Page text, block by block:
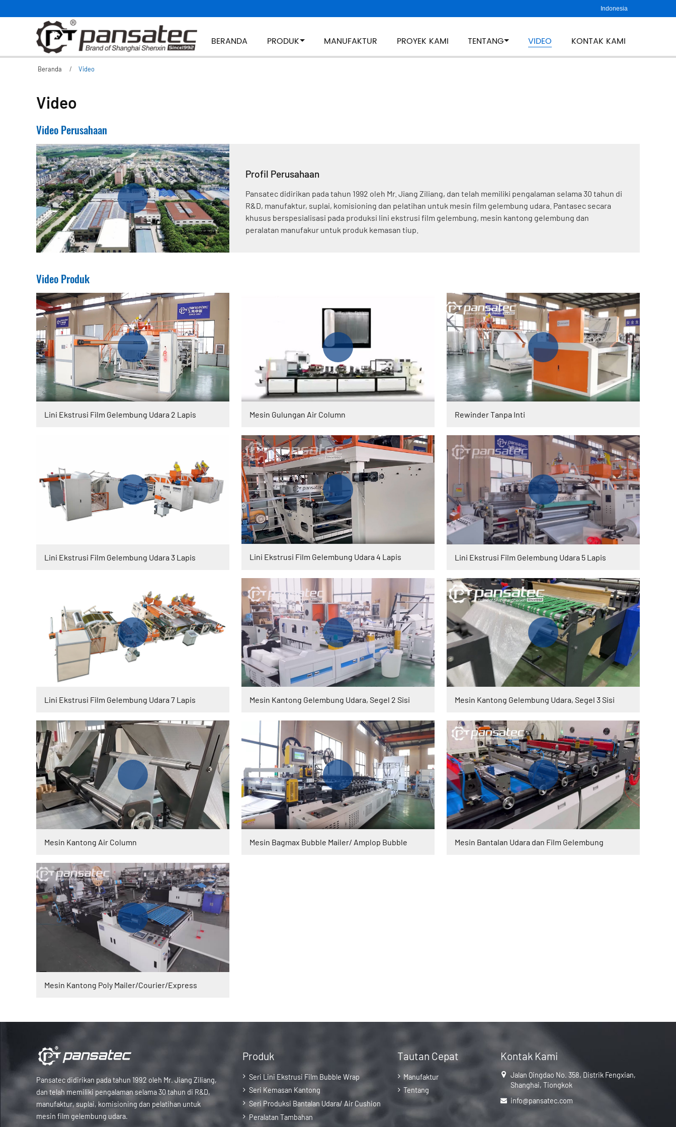
Indonesia
BERANDA PRODUK MANUFAKTUR PROYEK KAMI TENTANG VIDEO KONTAK KAMI
Beranda Video
Video
Video Perusahaan
Profil Perusahaan
Pansatec didirikan pada tahun 1992 oleh Mr. Jiang Ziliang, dan telah memiliki pengalaman selama 30 tahun di
R&D, manufaktur, suplai, komisioning dan pelatihan untuk mesin film gelembung udara. Pantasec secara
khusus berspesialisasi pada produksi lini ekstrusi film gelembung, mesin kantong gelembung dan
peralatan manufakur untuk produk kemasan tiup.
Video Produk
Lini Ekstrusi Film Gelembung Udara 2 Lapis Mesin Gulungan Air Column Rewinder Tanpa Inti
Lini Ekstrusi Film Gelembung Udara 3 Lapis Lini Ekstrusi Film Gelembung Udara 4 Lapis Lini Ekstrusi Film Gelembung Udara 5 Lapis
Lini Ekstrusi Film Gelembung Udara 7 Lapis Mesin Kantong Gelembung Udara, Segel 2 Sisi Mesin Kantong Gelembung Udara, Segel 3 Sisi
Mesin Kantong Air Column Mesin Bagmax Bubble Mailer/ Amplop Bubble Mesin Bantalan Udara dan Film Gelembung
Mesin Kantong Poly Mailer/Courier/Express
Pansatec didirikan pada tahun 1992 oleh Mr. Jiang Ziliang,
dan telah memiliki pengalaman selama 30 tahun di R&D,
manufaktur, suplai, komisioning dan pelatihan untuk
mesin film gelembung udara.
Produk
Seri Lini Ekstrusi Film Bubble Wrap
Seri Kemasan Kantong
Seri Produksi Bantalan Udara/ Air Cushion
Peralatan Tambahan
Tautan Cepat
Manufaktur
Tentang
Kontak Kami
Jalan Qingdao No. 358, Distrik Fengxian,
Shanghai, Tiongkok
info@pansatec.com